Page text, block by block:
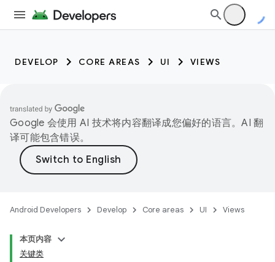
DEVELOP CORE AREAS UI VIEWS
Google 会使用 AI 技术将内容翻译成您偏好的语言。AI 翻
译可能包含错误。
Android Developers Develop Core areas UI Views
本页内容
关键类